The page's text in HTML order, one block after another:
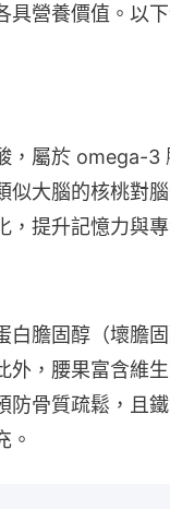
具營養價值。以
，屬於 omega-3
似大腦的核桃對
，提升記憶力與專
白膽固醇（壞膽
外，腰果富含維
防骨質疏鬆，且
。